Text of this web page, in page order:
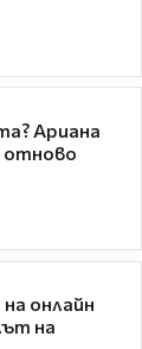
Ариана
отново
онлайн
на